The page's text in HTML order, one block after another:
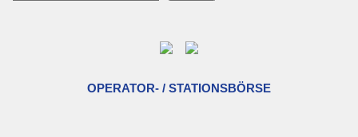
OPERATOR- / STATIONSBÖRSE